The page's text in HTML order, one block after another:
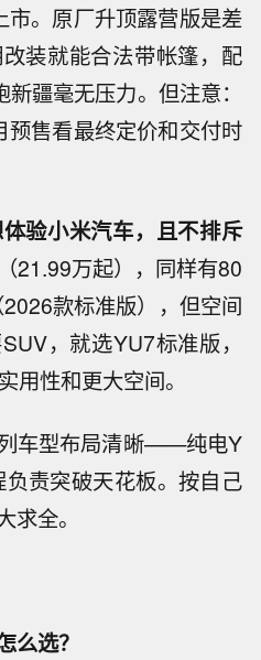
市。原厂升顶露营版是差
装就能合法带帐篷，配
疆毫无压力。但注意：
售看最终定价和交付时
验小米汽车，且不排斥
21.99万起），同样有80
款标准版），但空间
，就选YU7标准版，
用性和更大空间。
车型布局清晰——纯电Y
责突破天花板。按自己
全。
么选？